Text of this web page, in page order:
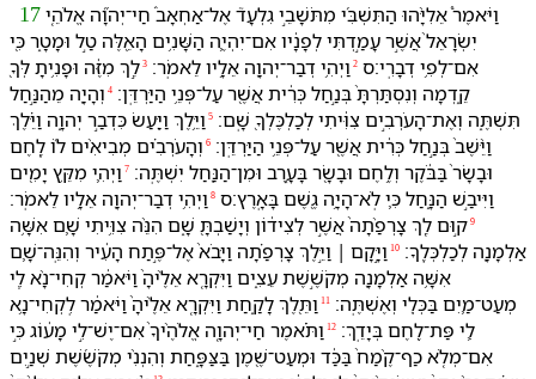
17 וַ⁠יֹּאמֶר֩ אֵלִיָּ֨הוּ הַ⁠תִּשְׁבִּ֜י מִ⁠תֹּשָׁבֵ֣י גִלְעָד֮ אֶל־אַחְאָב֒ חַי־יְהוָ֞ה אֱלֹהֵ֤י
יִשְׂרָאֵל֙ אֲשֶׁ֣ר עָמַ֣דְתִּי לְ⁠פָנָ֔י⁠ו אִם־יִהְיֶ֛ה הַ⁠שָּׁנִ֥ים הָ⁠אֵ֖לֶּה טַ֣ל וּ⁠מָטָ֑ר כִּ֖י
אִם־לְ⁠פִ֥י דְבָרִֽ⁠י׃ס 2 וַ⁠יְהִ֥י דְבַר־יְהוָ֖ה אֵלָ֥י⁠ו לֵ⁠אמֹֽר׃ 3 לֵ֣ךְ מִ⁠זֶּ֔ה וּ⁠פָנִ֥יתָ לְּ⁠ךָ֖
קֵ֑דְמָ⁠ה וְ⁠נִסְתַּרְתָּ֙ בְּ⁠נַ֣חַל כְּרִ֔ית אֲשֶׁ֖ר עַל־פְּנֵ֥י הַ⁠יַּרְדֵּֽן׃ 4 וְ⁠הָיָ֖ה מֵ⁠הַ⁠נַּ֣חַל
תִּשְׁתֶּ֑ה וְ⁠אֶת־הָ⁠עֹרְבִ֣ים צִוִּ֔יתִי לְ⁠כַלְכֶּלְ⁠ךָ֖ שָֽׁם׃ 5 וַ⁠יֵּ֥לֶךְ וַ⁠יַּ֖עַשׂ כִּ⁠דְבַ֣ר יְהוָ֑ה וַ⁠יֵּ֗לֶךְ
וַ⁠יֵּ֨שֶׁב֙ בְּ⁠נַ֣חַל כְּרִ֔ית אֲשֶׁ֖ר עַל־פְּנֵ֥י הַ⁠יַּרְדֵּֽן׃ 6 וְ⁠הָ⁠עֹרְבִ֗ים מְבִיאִ֨ים ל֜⁠וֹ לֶ֤חֶם
וּ⁠בָשָׂר֙ בַּ⁠בֹּ֔קֶר וְ⁠לֶ֥חֶם וּ⁠בָשָׂ֖ר בָּ⁠עָ֑רֶב וּ⁠מִן־הַ⁠נַּ֖חַל יִשְׁתֶּֽה׃ 7 וַ⁠יְהִ֛י מִ⁠קֵּ֥ץ יָמִ֖ים
וַ⁠יִּיבַ֣שׁ הַ⁠נָּ֑חַל כִּ֛י לֹֽא־הָיָ֥ה גֶ֖שֶׁם בָּ⁠אָֽרֶץ׃ס 8 וַ⁠יְהִ֥י דְבַר־יְהוָ֖ה אֵלָ֥י⁠ו לֵ⁠אמֹֽר׃
9 ק֣וּם לֵ֤ךְ צָרְפַ֨תָ⁠ה֙ אֲשֶׁ֣ר לְ⁠צִיד֔וֹן וְ⁠יָשַׁבְתָּ֖ שָׁ֑ם הִנֵּ֨ה צִוִּ֥יתִי שָׁ֛ם אִשָּׁ֥ה
אַלְמָנָ֖ה לְ⁠כַלְכְּלֶֽ⁠ךָ׃ 10 וַ⁠יָּ֣קָם ׀ וַ⁠יֵּ֣לֶךְ צָרְפַ֗תָ⁠ה וַ⁠יָּבֹא֙ אֶל־פֶּ֣תַח הָ⁠עִ֔יר וְ⁠הִנֵּֽה־שָׁ֛ם
אִשָּׁ֥ה אַלְמָנָ֖ה מְקֹשֶׁ֣שֶׁת עֵצִ֑ים וַ⁠יִּקְרָ֤א אֵלֶ֨י⁠הָ֙ וַ⁠יֹּאמַ֔ר קְחִי־נָ֨א לִ֧⁠י
מְעַט־מַ֛יִם בַּ⁠כְּלִ֖י וְ⁠אֶשְׁתֶּֽה׃
11 וַ⁠תֵּ֖לֶךְ לָ⁠קַ֑חַת וַ⁠יִּקְרָ֤א אֵלֶ֨י⁠הָ֙ וַ⁠יֹּאמַ֔ר לִֽקְחִי־נָ֥א
לִ֛⁠י פַּת־לֶ֖חֶם בְּ⁠יָדֵֽ⁠ךְ׃ 12 וַ⁠תֹּ֗אמֶר חַי־יְהוָ֤ה אֱלֹהֶ֨י⁠ךָ֙ אִם־יֶשׁ־לִ֣⁠י מָע֔וֹג כִּ֣י
אִם־מְלֹ֤א כַף־קֶ֨מַח֙ בַּ⁠כַּ֔ד וּ⁠מְעַט־שֶׁ֖מֶן בַּ⁠צַּפָּ֑חַת וְ⁠הִנְ⁠נִ֨י מְקֹשֶׁ֜שֶׁת שְׁנַ֣יִם